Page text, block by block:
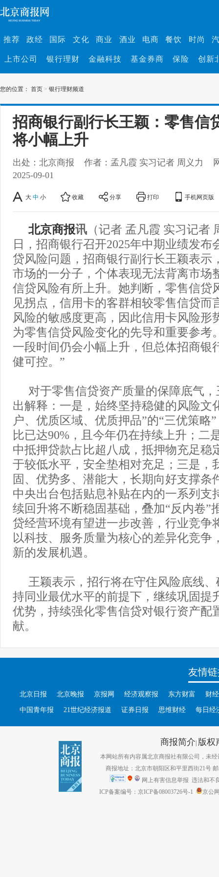
推荐 政经 国际 文化 商业 酒业 电商 餐饮 时尚
上市公司 银行理财 金融科技 基金券商 保险 创新
您的位置： 首页 > 银行理财频道
招商银行副行长王颖：零售信
将小幅上升
出处：北京商报 作者：孟凡霞 实习记者 周义力
2025-09-01
大 中 小 收藏 分享 打印 手机网页版
北京商报讯 （记者 孟凡霞 实习记者
日，招商银行召开2025年中期业绩发布
贷风险问题，招商银行副行长王颖表示
市场的一分子，个体表现无法背离市场
信贷风险有所上升。她判断，零售信贷
见拐点，信用卡的客群相较零售信贷而
风险的敏感度更高，因此信用卡风险形
为零售信贷风险变化的先导和重要参考
一段时间仍会小幅上升，但总体招商银
健可控。”
对于零售信贷资产质量的保障底气
出解释：一是，始终坚持稳健的风险文
户、优质区域、优质押品”的“三优策略
比已达90%，且今年仍在持续上升；二
中抵押贷款占比超八成，抵押物充足稳
于较低水平，安全垫相对充足；三是，
固、优势多、潜能大，长期向好支撑条
中央出台包括贴息补贴在内的一系列支
续回升将不断稳固基础，叠加“反内卷”
贷经营环境有望进一步改善，行业竞争
以科技、服务质量为核心的差异化竞争
新的发展机遇。
王颖表示，招行将在守住风险底线
持同业最优水平的前提下，继续巩固提
优势，持续强化零售信贷对银行资产配
献。
友情
北京日报 北京晚报 京报网 经济观察报 东方财富 财
中国青年报 21世纪经济报道 证券日报 思维财经 每日经
商报简介| 版权
本网站所有内容属北京商报社有限公司，未经
商报地址：北京市朝阳区和平里西街21号
网上有害信息举报 违法和不
ICP备案编号：京ICP备08003726号-1
京公